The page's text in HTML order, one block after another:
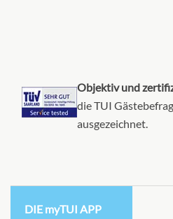
Objektiv und
die TUI
ausgezeichnet.
DIE myTUI APP